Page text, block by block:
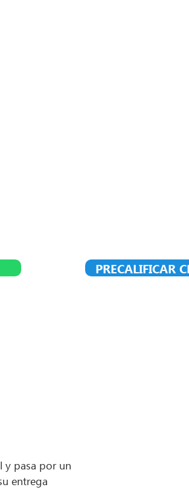
PRECALIFICAR
y pasa por un
entrega